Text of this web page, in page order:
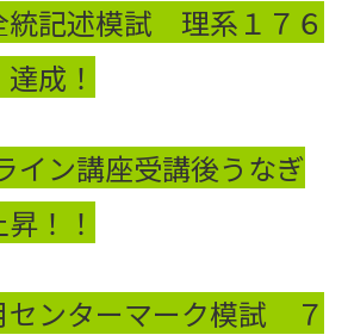
記述模試 理系１７６
成！
イン講座受講後うなぎ
！！
ンターマーク模試 ７